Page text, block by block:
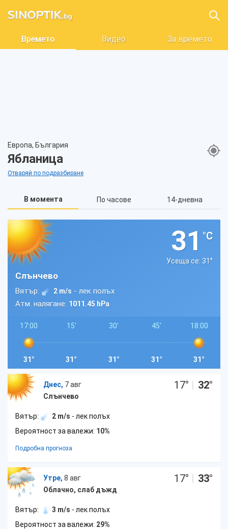
Времето Видео За времето
Европа, България
Ябланица
Отваряй по подразбиране
В момента По часове 14-дневна
31 °C
Усеща се: 31°
Слънчево
Вятър: 2 m/s - лек полъх
Атм. налягане: 1011.45 hPa
17:00
31°
15'
31°
30'
31°
45'
31°
18:00
31°
Днес, 7 авг
Слънчево
17° | 32°
Вятър: 2 m/s - лек полъх
Вероятност за валежи: 10%
Подробна прогноза
Утре, 8 авг
Облачно, слаб дъжд
17° | 33°
Вятър: 3 m/s - лек полъх
Вероятност за валежи: 29%